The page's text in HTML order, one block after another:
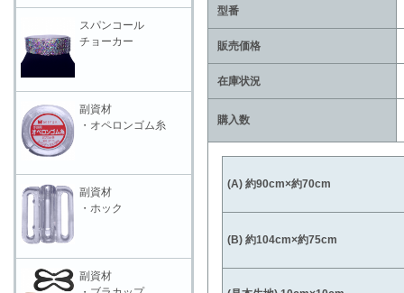
型番
販売価格
在庫状況
購入数
(A) 約90cm×約70cm
(B) 約104cm×約75cm
スパンコール
チョーカー
副資材
・オペロンゴム糸
副資材
・ホック
副資材